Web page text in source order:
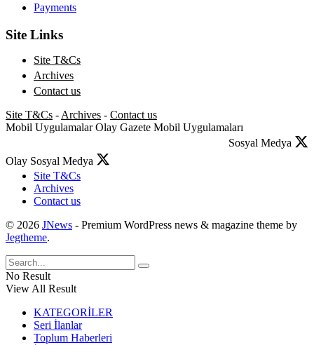
Payments
Site Links
Site T&Cs
Archives
Contact us
Site T&Cs - Archives - Contact us
Mobil Uygulamalar Olay Gazete Mobil Uygulamaları
Sosyal Medya
Olay Sosyal Medya
Site T&Cs
Archives
Contact us
© 2026 JNews - Premium WordPress news & magazine theme by
Jegtheme.
No Result
View All Result
KATEGORİLER
Seri İlanlar
Toplum Haberleri